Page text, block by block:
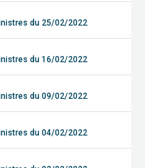
du 25/02/2022
du 16/02/2022
du 09/02/2022
du 04/02/2022